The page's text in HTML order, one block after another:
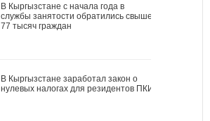
В Кыргызстане с начала года в
службы занятости обратились свыше
77 тысяч граждан
В Кыргызстане заработал закон о
нулевых налогах для резидентов ПКИ